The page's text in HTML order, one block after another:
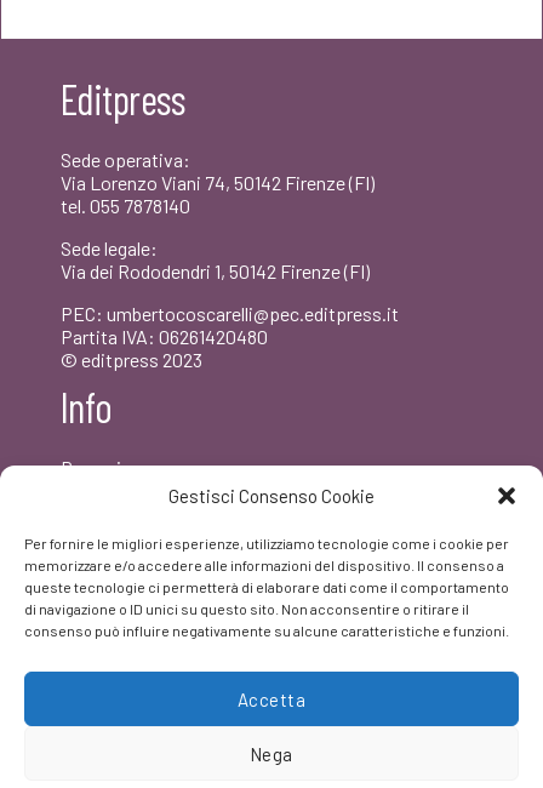
Gestisci Consenso Cookie
Per fornire le migliori esperienze, utilizziamo tecnologie come i cookie per
memorizzare e/o accedere alle informazioni del dispositivo. Il consenso a
queste tecnologie ci permetterà di elaborare dati come il comportamento
di navigazione o ID unici su questo sito. Non acconsentire o ritirare il
consenso può influire negativamente su alcune caratteristiche e funzioni.
Accetta
Nega
€23,00.
Editpress
Sede operativa:
Via Lorenzo Viani 74, 50142 Firenze (FI)
tel. 055 7878140
Sede legale:
Via dei Rododendri 1, 50142 Firenze (FI)
PEC: umbertocoscarelli@pec.editpress.it
Partita IVA: 06261420480
© editpress 2023
Info
Dove siamo
Privacy policy
FAQ
Facebook